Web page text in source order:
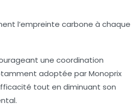
l’empreinte carbone à chaque
une coordination
adoptée par Monoprix
tout en diminuant son